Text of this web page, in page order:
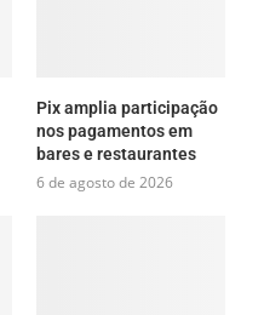
Pix amplia participação
nos pagamentos em
bares e restaurantes
6 de agosto de 2026